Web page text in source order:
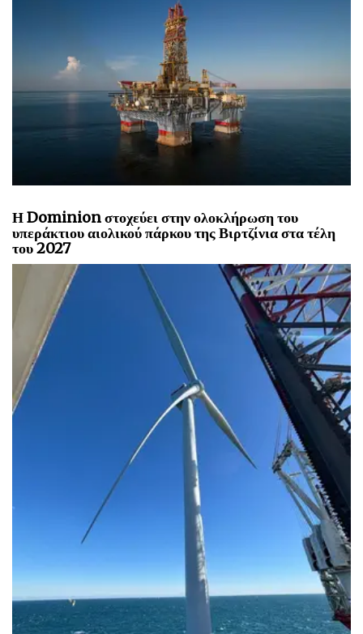
Η Dominion στοχεύει στην ολοκλήρωση του
υπεράκτιου αιολικού πάρκου της Βιρτζίνια στα τέλη
του 2027